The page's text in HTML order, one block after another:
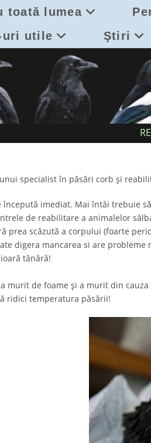
toată lumea
uri utile Ştiri
specialist în păsări corb și
imediat. Mai întâi trebuie
de reabilitare a animalelor
prea scăzută a corpului (foarte
digera mancarea si are probleme
tânără!
murit de foame și a murit din
ridici temperatura păsării!